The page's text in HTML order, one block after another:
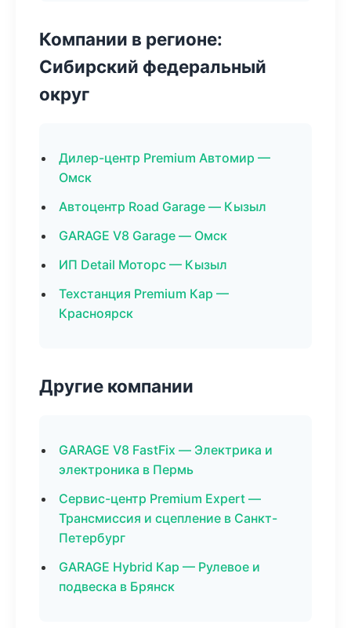
Компании в регионе:
Сибирский федеральный
округ
Дилер-центр Premium Автомир —
Омск
Автоцентр Road Garage — Кызыл
GARAGE V8 Garage — Омск
ИП Detail Моторс — Кызыл
Техстанция Premium Кар —
Красноярск
Другие компании
GARAGE V8 FastFix — Электрика и
электроника в Пермь
Сервис-центр Premium Expert —
Трансмиссия и сцепление в Санкт-
Петербург
GARAGE Hybrid Кар — Рулевое и
подвеска в Брянск